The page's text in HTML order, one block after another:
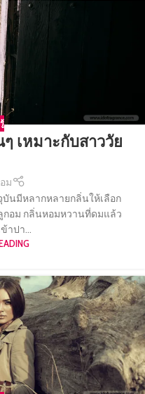
เหมาะกับสาววัย
ม
นมีหลากหลายกลิ่นให้เลือก
อม กลิ่นหอมหวานที่ดมแล้ว
าปา...